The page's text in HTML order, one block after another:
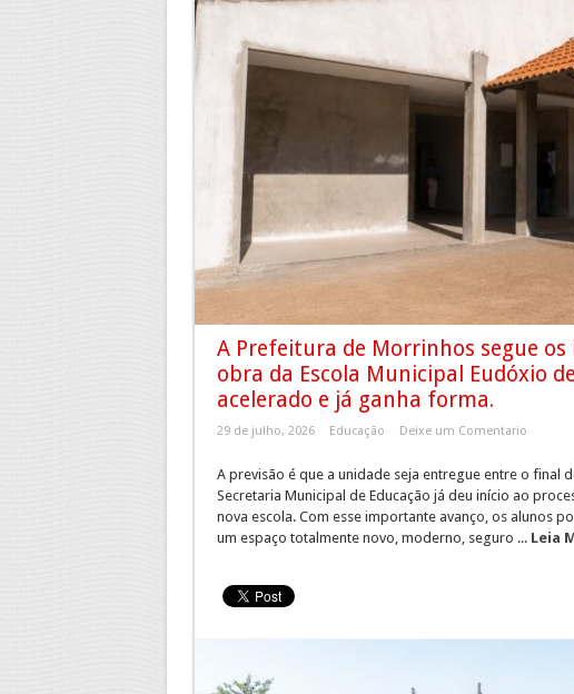
A Prefeitura de Morrinhos segue
obra da Escola Municipal Eudóxio
acelerado e já ganha forma.
29 de julho, 2026 Educação Deixe um Comentario
A previsão é que a unidade seja entregue entre o final
Secretaria Municipal de Educação já deu início ao
nova escola. Com esse importante avanço, os alunos
um espaço totalmente novo, moderno, seguro ... Leia